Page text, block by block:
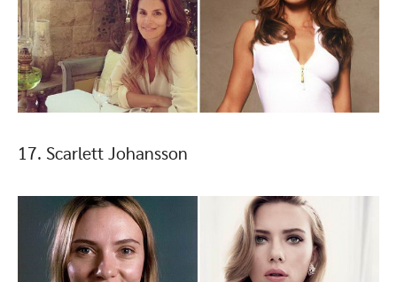
17. Scarlett Johansson